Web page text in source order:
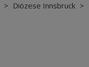
> Diözese Innsbruck >